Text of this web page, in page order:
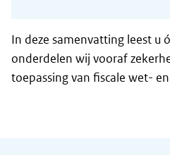
In deze samenvatting leest u
onderdelen wij vooraf
toepassing van fiscale wet-